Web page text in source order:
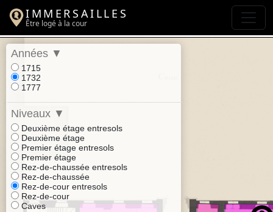
IMMERSAILLES
Être logé à la cour
Années ▼
1715
1732
1777
Niveaux ▼
Deuxième étage entresols
Deuxième étage
Premier étage entresols
Premier étage
Rez-de-chaussée entresols
Rez-de-chaussée
Rez-de-cour entresols
Rez-de-cour
Caves